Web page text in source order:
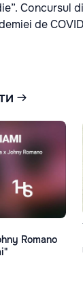
Concursul
de
Romano